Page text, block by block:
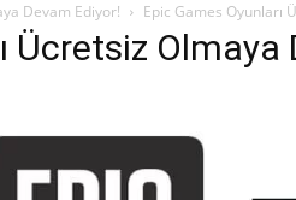
Devam Ediyor! Epic Games Oyunları
Ücretsiz Olmaya